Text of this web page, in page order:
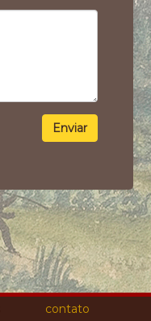
Enviar
contato